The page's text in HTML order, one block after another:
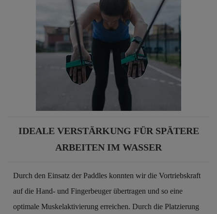
IDEALE VERSTÄRKUNG FÜR SPÄTERE
ARBEITEN IM WASSER
Durch den Einsatz der Paddles konnten wir die Vortriebskraft
auf die Hand- und Fingerbeuger übertragen und so eine
optimale Muskelaktivierung erreichen. Durch die Platzierung